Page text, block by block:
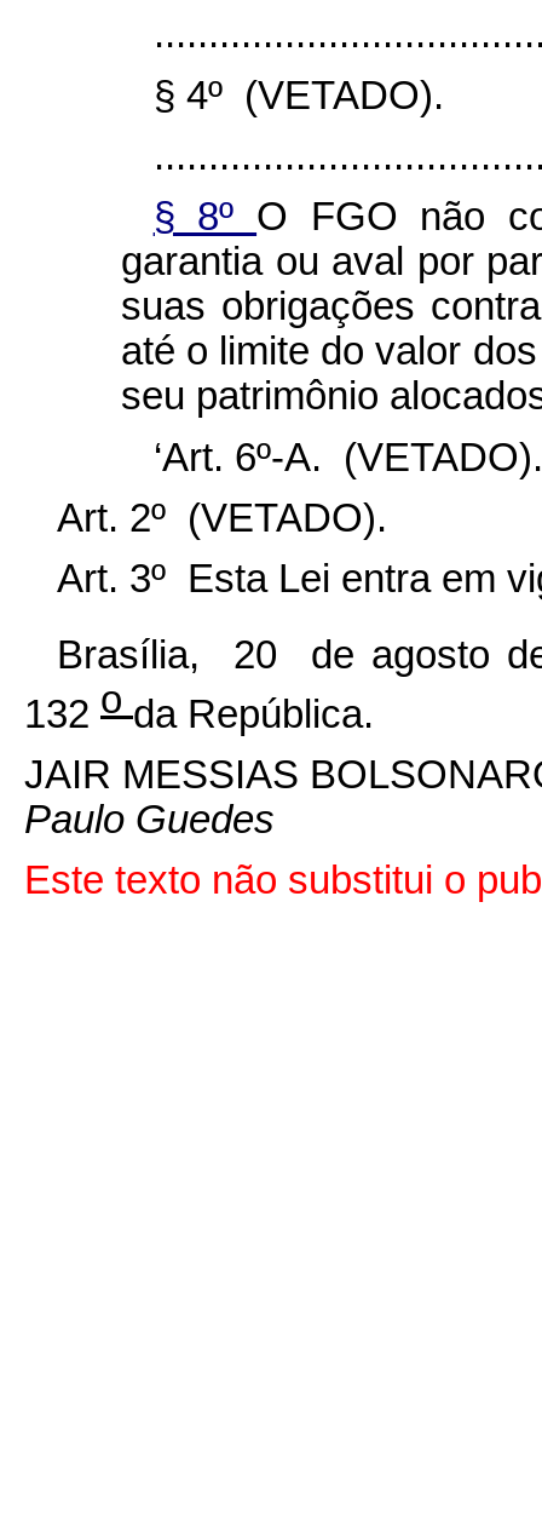
§ 4º (VETADO).
§ 8º O FGO não
garantia ou aval por
suas obrigações
até o limite do valor
seu patrimônio
‘Art. 6º-A.
Art. 2º (VETADO).
Art. 3º Esta Lei entra em
Brasília, 20 de agosto
132 o da República.
JAIR MESSIAS
Paulo Guedes
Este texto não substitui o